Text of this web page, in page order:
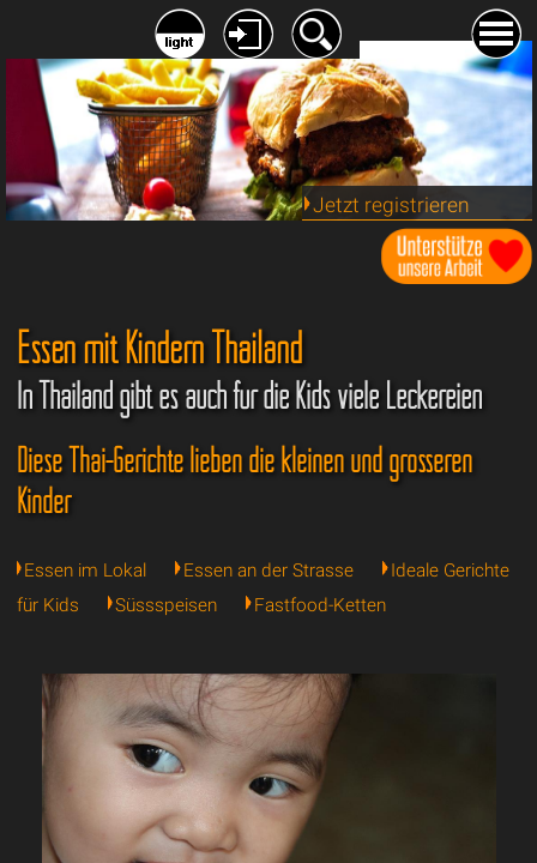
Jetzt registrieren
Essen mit Kindern Thailand
In Thailand gibt es auch für die Kids viele Leckereien
Diese Thai-Gerichte lieben die kleinen und grösseren
Kinder
Essen im Lokal Essen an der Strasse
Ideale Gerichte
für Kids
Süssspeisen Fastfood-Ketten